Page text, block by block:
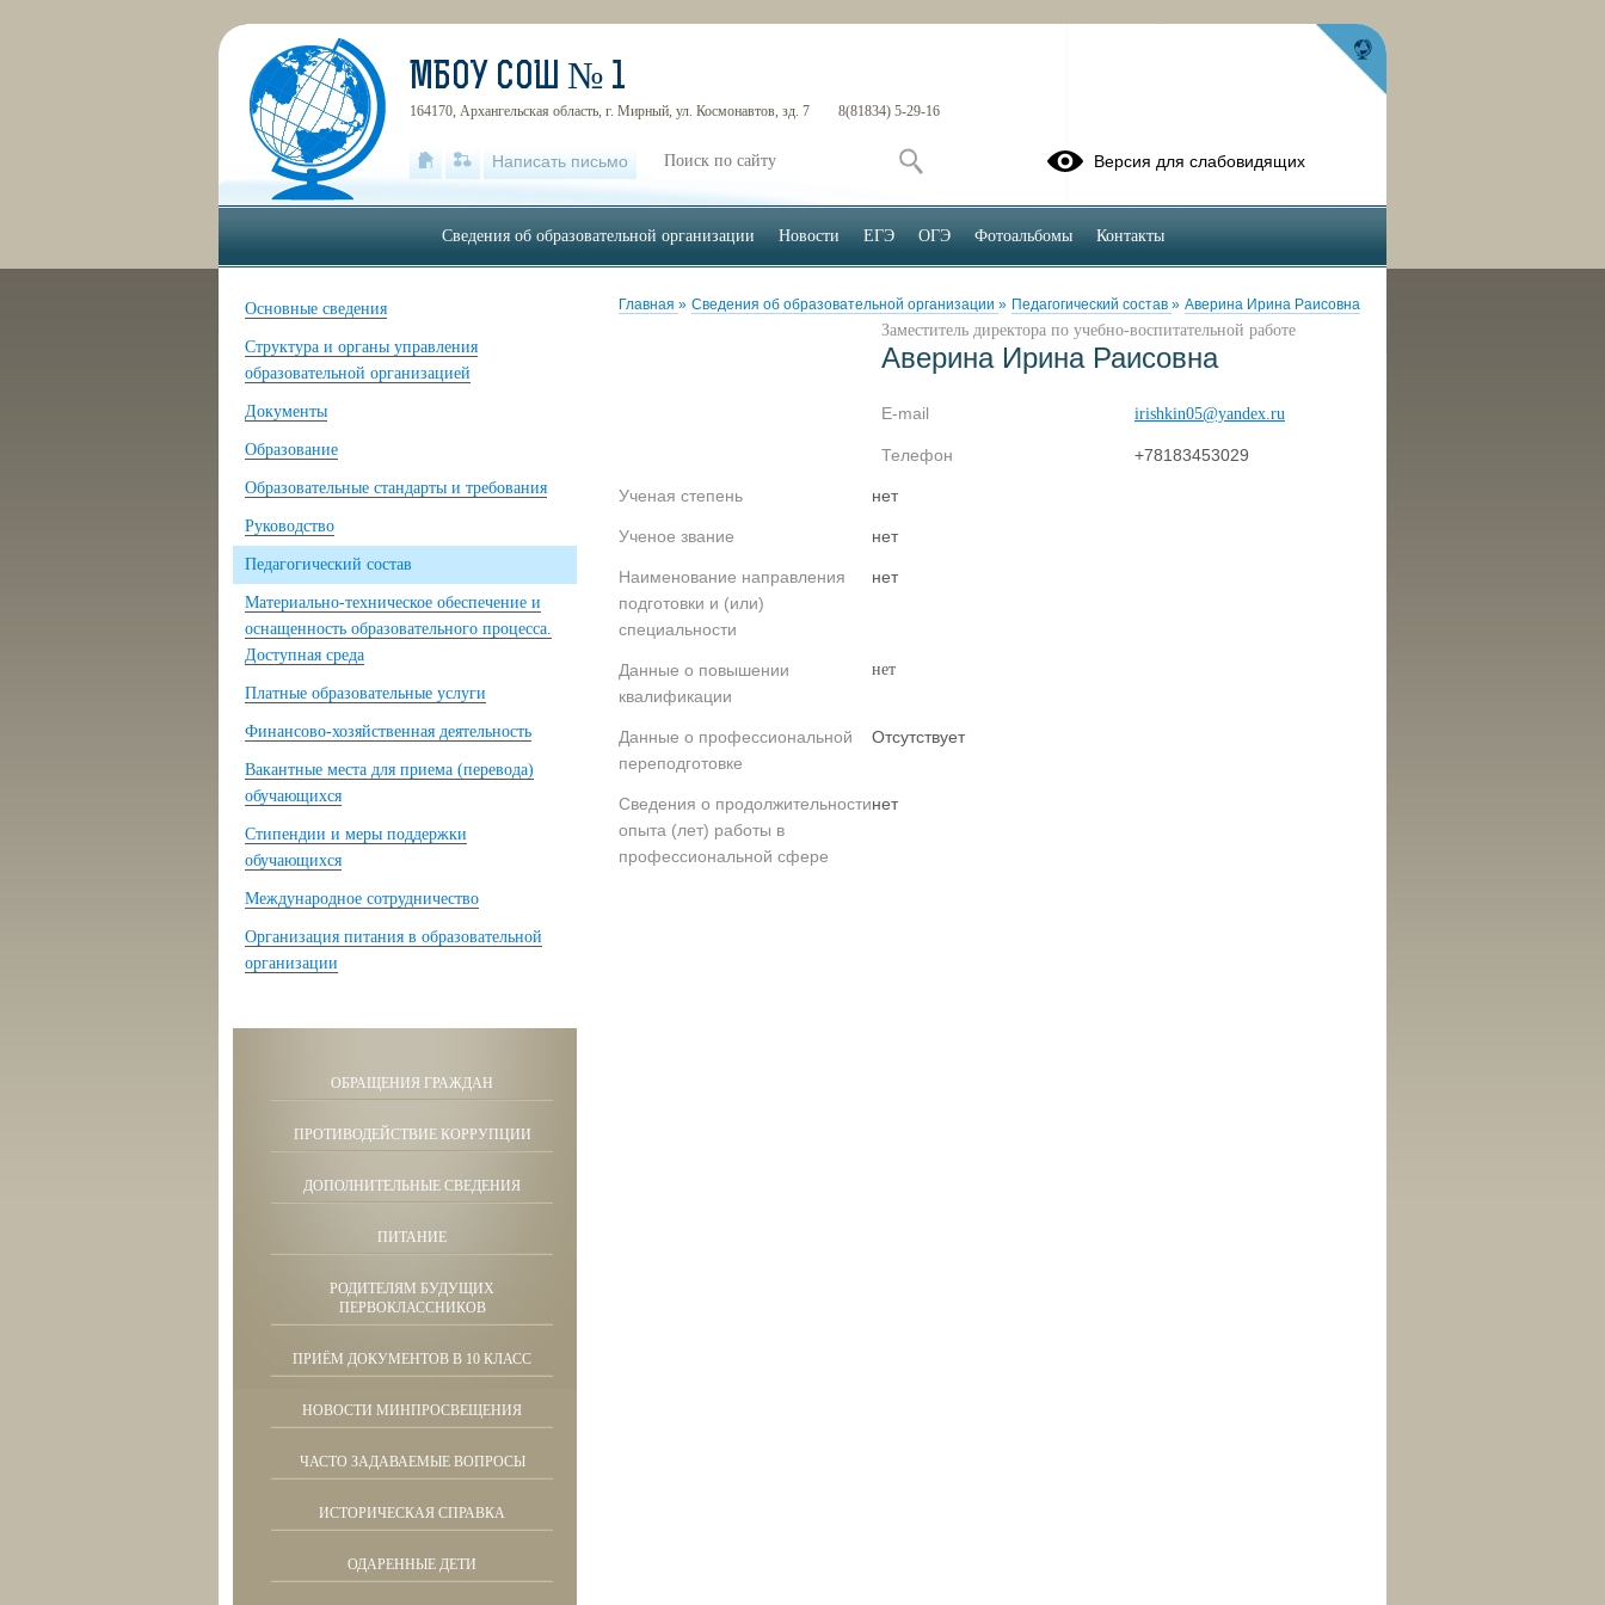
Главная » Сведения об образовательной организации » Педагогический состав » Аверина Ирина Раисовна
Заместитель директора по учебно-воспитательной работе
Аверина Ирина Раисовна
E-mail irishkin05@yandex.ru
Телефон +78183453029
Ученая степень нет
Ученое звание нет
Наименование направления
подготовки и (или)
специальности
нет
Данные о повышении
квалификации
нет
Данные о профессиональной
переподготовке
Отсутствует
Сведения о продолжительности
опыта (лет) работы в
профессиональной сфере
нет
Основные сведения
Структура и органы управления
образовательной организацией
Документы
Образование
Образовательные стандарты и требования
Руководство
Педагогический состав
Материально-техническое обеспечение и
оснащенность образовательного процесса.
Доступная среда
Платные образовательные услуги
Финансово-хозяйственная деятельность
Вакантные места для приема (перевода)
обучающихся
Стипендии и меры поддержки
обучающихся
Международное сотрудничество
Организация питания в образовательной
организации
ОБРАЩЕНИЯ ГРАЖДАН
ПРОТИВОДЕЙСТВИЕ КОРРУПЦИИ
ДОПОЛНИТЕЛЬНЫЕ СВЕДЕНИЯ
ПИТАНИЕ
РОДИТЕЛЯМ БУДУЩИХ
ПЕРВОКЛАССНИКОВ
ПРИЁМ ДОКУМЕНТОВ В 10 КЛАСС
НОВОСТИ МИНПРОСВЕЩЕНИЯ
ЧАСТО ЗАДАВАЕМЫЕ ВОПРОСЫ
ИСТОРИЧЕСКАЯ СПРАВКА
ОДАРЕННЫЕ ДЕТИ
МБОУ СОШ № 1
164170, Архангельская область, г. Мирный, ул. Космонавтов, зд. 7 8(81834) 5-29-16
Написать письмо Версия для слабовидящих
Сведения об образовательной организации Новости ЕГЭ ОГЭ Фотоальбомы Контакты